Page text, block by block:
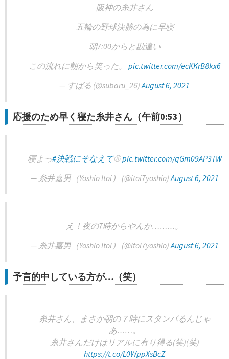
阪神の糸井さん
五輪の野球決勝の為に早寝
朝7:00からと勘違い
この流れに朝から笑った。 pic.twitter.com/ecKKrB8kx6
— すばる (@subaru_26)August 6, 2021
応援のため早く寝た糸井さん（午前0:53）
寝よっ#決戦にそなえて⚾️pic.twitter.com/qGm09AP3TW
— 糸井嘉男（Yoshio Itoi） (@itoi7yoshio)August 6, 2021
え！夜の7時からやんか………。
— 糸井嘉男（Yoshio Itoi） (@itoi7yoshio)August 6, 2021
予言的中している方が…（笑）
糸井さん、まさか朝の７時にスタンバるんじゃ
あ……。
糸井さんだけはリアルに有り得る(笑)(笑)
https://t.co/L0WppXsBcZ